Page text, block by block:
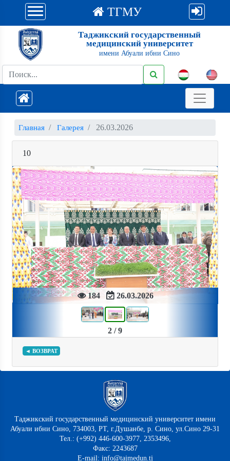
ТГМУ
Таджикский государственный
медицинский университет
имени Абуали ибни Сино
Главная Галерея 26.03.2026
10
184 26.03.2026
Previous Next
2 / 9
◄ ВОЗВРАТ
Таджикский государственный медицинский университет имени
Абуали ибни Сино, 734003, РТ, г.Душанбе, р. Сино, ул.Сино 29-31
Тел.: (+992) 446-600-3977, 2353496,
Факс: 2243687
E-mail: info@tajmedun.tj